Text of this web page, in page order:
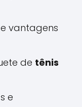
vantagens
de tênis
e